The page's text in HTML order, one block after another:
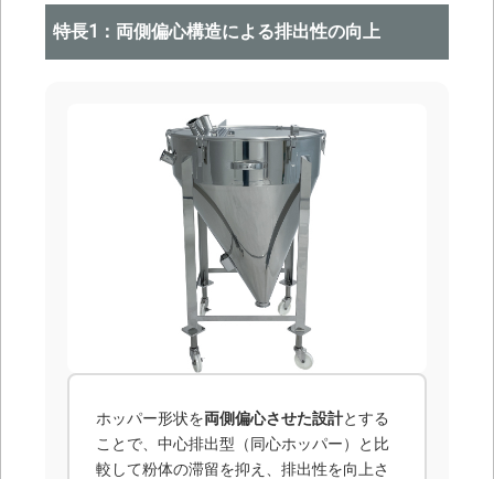
特長1：両側偏心構造による排出性の向上
ホッパー形状を両側偏心させた設計とする
ことで、中心排出型（同心ホッパー）と比
較して粉体の滞留を抑え、排出性を向上さ